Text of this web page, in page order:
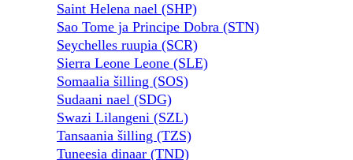
Saint Helena nael (SHP)
Sao Tome ja Principe Dobra (STN)
Seychelles ruupia (SCR)
Sierra Leone Leone (SLE)
Somaalia šilling (SOS)
Sudaani nael (SDG)
Swazi Lilangeni (SZL)
Tansaania šilling (TZS)
Tuneesia dinaar (TND)